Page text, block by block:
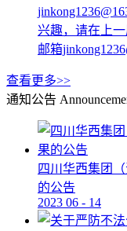
兴趣，请在上
邮箱
查看更多>>
通知公告
四川华西集团
的公告
2023 06 - 14